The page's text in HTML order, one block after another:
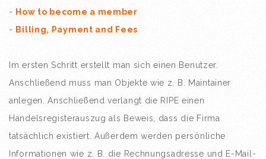
- How to become a member
- Billing, Payment and Fees
Im ersten Schritt erstellt man sich einen Benutzer.
Anschließend muss man Objekte wie z. B. Maintainer
anlegen. Anschließend verlangt die RIPE einen
Handelsregisterauszug als Beweis, dass die Firma
tatsächlich existiert. Außerdem werden persönliche
Informationen wie z. B. die Rechnungsadresse und E-Mail-